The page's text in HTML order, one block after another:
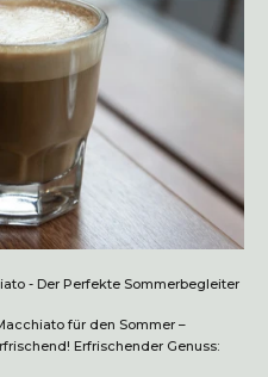
- Der Perfekte Sommerbegleiter
für den Sommer –
Erfrischender Genuss: